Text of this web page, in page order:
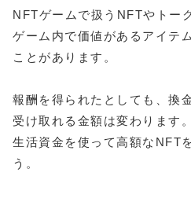
NFTゲームで扱うNFTやトー
ゲーム内で価値があるアイテ
ことがあります。
報酬を得られたとしても、換
受け取れる金額は変わります
生活資金を使って高額なNFT
う。